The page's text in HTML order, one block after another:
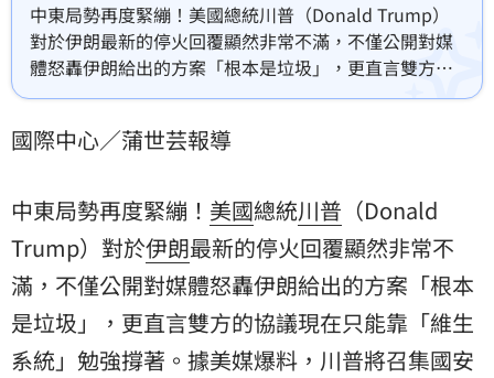
中東局勢再度緊繃！美國總統川普（Donald Trump）
對於伊朗最新的停火回覆顯然非常不滿，不僅公開對媒
體怒轟伊朗給出的方案「根本是垃圾」，更直言雙方的
協議現在只能靠「維生系統」勉強撐著。據美媒爆料，
行動。
國際中心／蒲世芸報導
中東局勢再度緊繃！ 美國總統川普 （Donald
Trump）對於伊朗最新的停火回覆顯然非常不
滿，不僅公開對媒體怒轟伊朗給出的方案「根本
是垃圾」，更直言雙方的協議現在只能靠「維生
系統」勉強撐著。據美媒爆料，川普將召集國安